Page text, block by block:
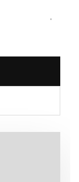
·